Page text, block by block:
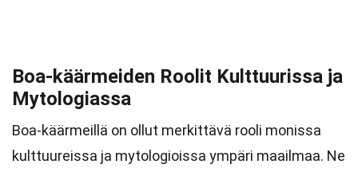
Boa-käärmeiden Roolit Kulttuurissa ja
Mytologiassa
Boa-käärmeillä on ollut merkittävä rooli monissa
kulttuureissa ja mytologioissa ympäri maailmaa. Ne